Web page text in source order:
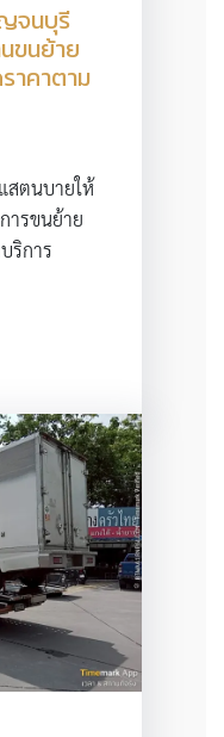
จนบุรี
ขนย้าย
าคาตาม
สตนบายให้
ารขนย้าย
ริการ